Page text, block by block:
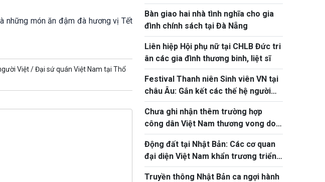
những món ăn đậm đà hương vị Tết
Việt /Đại sứ quán Việt Nam tại Thổ
bào và tuổi trẻ Thành phố năm 2026
Bàn giao hai nhà tình nghĩa cho gia
đình chính sách tại Đà Nẵng
Liên hiệp Hội phụ nữ tại CHLB Đức tri
ân các gia đình thương binh, liệt sĩ
Festival Thanh niên Sinh viên VN tại
châu Âu: Gắn kết các thế hệ người
Việt
Chưa ghi nhận thêm trường hợp
công dân Việt Nam thương vong do
động đất tại Nhật Bản
Động đất tại Nhật Bản: Các cơ quan
đại diện Việt Nam khẩn trương triển
khai bảo hộ công dân
Truyền thông Nhật Bản ca ngợi hành